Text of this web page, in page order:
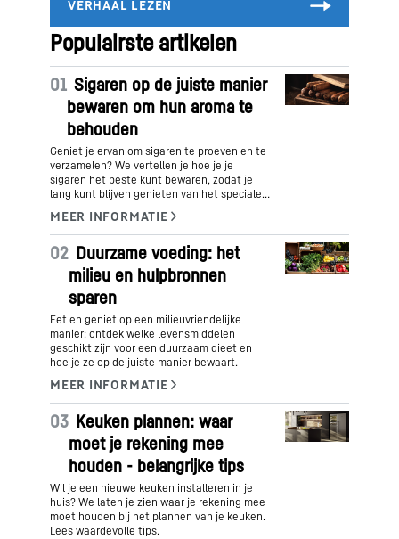
Populairste artikelen
01 Sigaren op de juiste manier
bewaren om hun aroma te
behouden
Geniet je ervan om sigaren te proeven en te
verzamelen? We vertellen je hoe je je
sigaren het beste kunt bewaren, zodat je
lang kunt blijven genieten van het speciale
02 Duurzame voeding: het
milieu en hulpbronnen
sparen
Eet en geniet op een milieuvriendelijke
manier: ontdek welke levensmiddelen
geschikt zijn voor een duurzaam dieet en
hoe je ze op de juiste manier bewaart.
03 Keuken plannen: waar
moet je rekening mee
houden - belangrijke tips
Wil je een nieuwe keuken installeren in je
huis? We laten je zien waar je rekening mee
moet houden bij het plannen van je keuken.
Lees waardevolle tips.